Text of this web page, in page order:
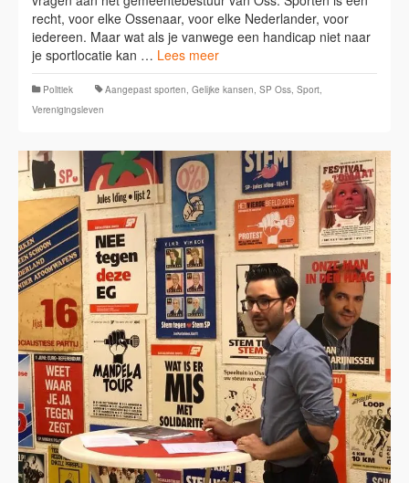
recht, voor elke Ossenaar, voor elke Nederlander, voor
iedereen. Maar wat als je vanwege een handicap niet naar
je sportlocatie kan … Lees meer
Politiek Aangepast sporten Gelijke kansen SP Oss Sport
Verenigingsleven